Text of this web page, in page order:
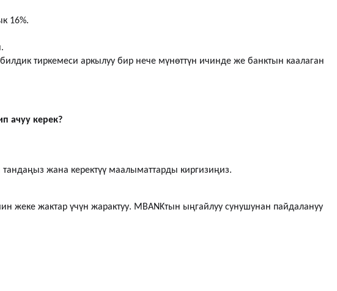
16%.
тиркемеси аркылуу бир нече мүнөттүн ичинде же банктын каалаган
ачуу керек?
жана керектүү маалыматтарды киргизиңиз.
жеке жактар үчүн жарактуу. MBANKтын ыңгайлуу сунушунан пайдалануу